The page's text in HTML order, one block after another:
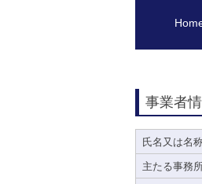
事業者
氏名又は名
主たる事務